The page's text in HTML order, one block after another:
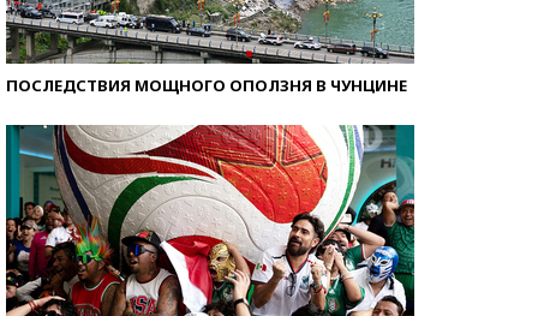
ПОСЛЕДСТВИЯ МОЩНОГО ОПОЛЗНЯ В ЧУНЦИНЕ